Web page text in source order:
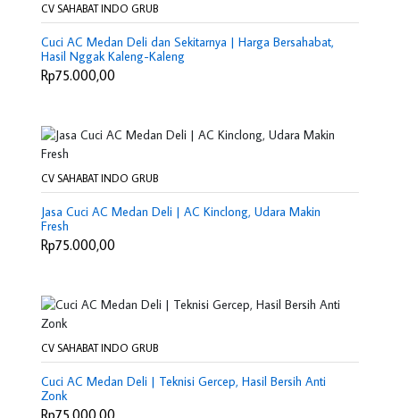
CV SAHABAT INDO GRUB
Cuci AC Medan Deli dan Sekitarnya | Harga Bersahabat,
Hasil Nggak Kaleng-Kaleng
Rp75.000,00
CV SAHABAT INDO GRUB
Jasa Cuci AC Medan Deli | AC Kinclong, Udara Makin
Fresh
Rp75.000,00
CV SAHABAT INDO GRUB
Cuci AC Medan Deli | Teknisi Gercep, Hasil Bersih Anti
Zonk